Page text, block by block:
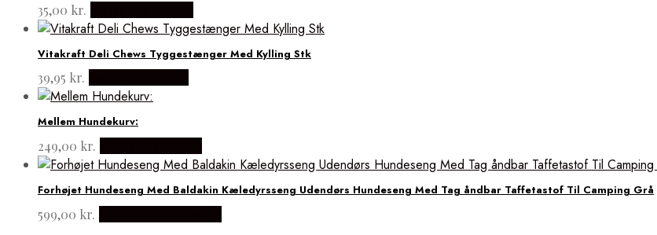
35,00 kr.
Vitakraft Deli Chews Tyggestænger Med Kylling Stk
39,95 kr.
Mellem Hundekurv:
249,00 kr.
Forhøjet Hundeseng Med Baldakin Kæledyrsseng Udendørs Hundeseng Med Tag åndbar Taffetastof Til Camping Grå
599,00 kr.